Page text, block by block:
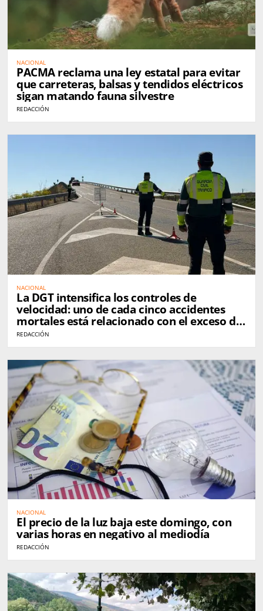
NACIONAL
PACMA reclama una ley estatal para evitar
que carreteras, balsas y tendidos eléctricos
sigan matando fauna silvestre
REDACCIÓN
NACIONAL
La DGT intensifica los controles de
velocidad: uno de cada cinco accidentes
mortales está relacionado con el exceso de
velocidad
REDACCIÓN
NACIONAL
El precio de la luz baja este domingo, con
varias horas en negativo al mediodía
REDACCIÓN